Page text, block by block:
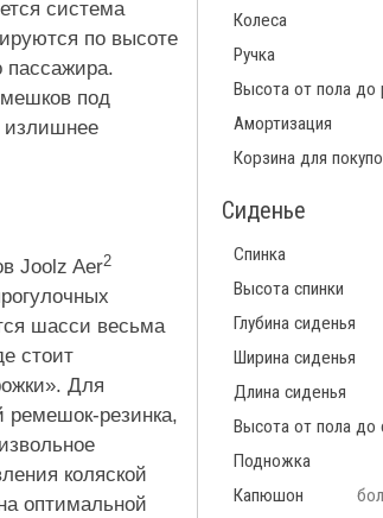
система
по высоте
пассажира.
под
излишнее
Joolz Aer2
шасси весьма
стоит
Для
ремешок-резинка,
коляской
оптимальной
Колеса
Ручка
Высота от пола до
Амортизация
Корзина для
Сиденье
Спинка
Высота спинки
Глубина сиденья
Ширина сиденья
Длина сиденья
Высота от пола до
Подножка
Капюшон